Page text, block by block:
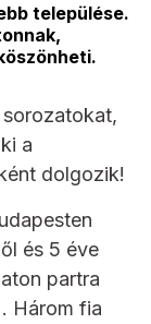
települése.
a
dolgozik!
és 5 éve
partra
Három fia